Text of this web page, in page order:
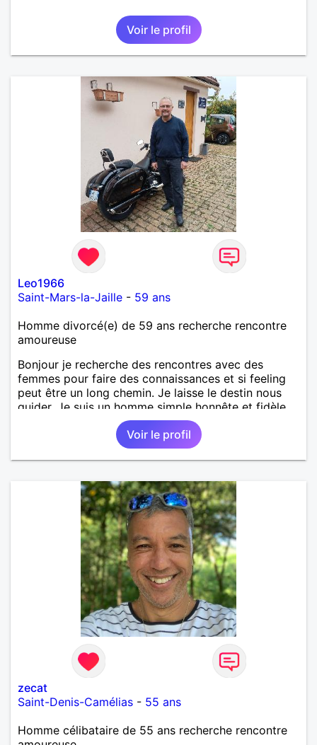
Voir le profil
Leo1966
Saint-Mars-la-Jaille - 59 ans
Homme divorcé(e) de 59 ans recherche rencontre
amoureuse
Bonjour je recherche des rencontres avec des
femmes pour faire des connaissances et si feeling
peut être un long chemin. Je laisse le destin nous
guider. Je suis un homme simple honnête et fidèle.
Voir le profil
zecat
Saint-Denis-Camélias - 55 ans
Homme célibataire de 55 ans recherche rencontre